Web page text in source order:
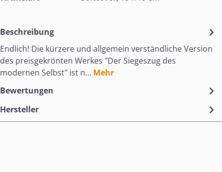
Beschreibung
Endlich! Die kürzere und allgemein verständliche Version
des preisgekrönten Werkes "Der Siegeszug des
modernen Selbst" ist n… Mehr
Bewertungen
Hersteller